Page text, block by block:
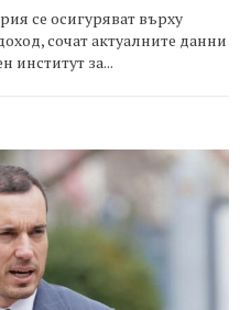
се осигуряват върху
сочат актуалните данни
институт за...